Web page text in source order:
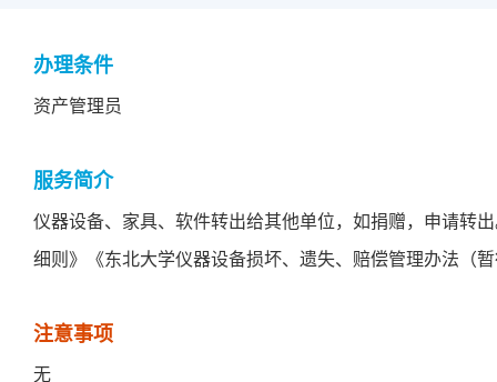
办理条件
资产管理员
服务简介
仪器设备、家具、软件转出给其他单位，如捐赠，申请转
细则》《东北大学仪器设备损坏、遗失、赔偿管理办法（
注意事项
无